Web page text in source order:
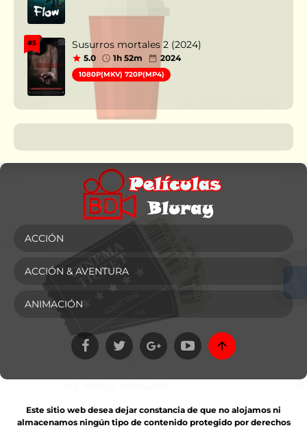
#5 Susurros mortales 2 (2024)
5.0 1h 52m 2024
1080P(MKV) 720P(MP4)
ACCIÓN
ACCIÓN & AVENTURA
ANIMACIÓN
Este sitio web desea dejar constancia de que no alojamos ni
almacenamos ningún tipo de contenido protegido por derechos